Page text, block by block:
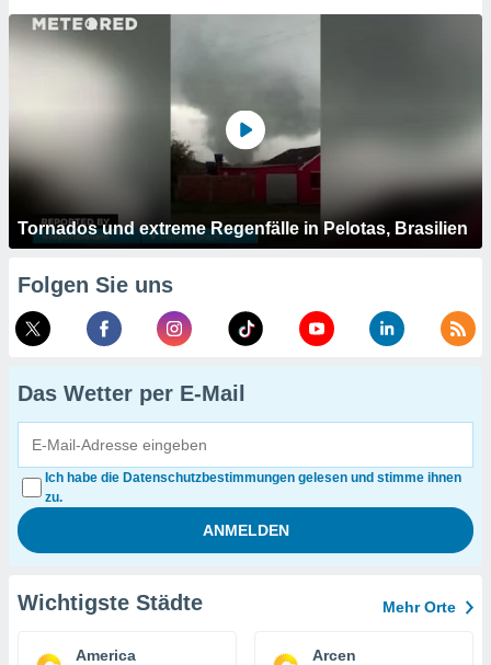
Tornados und extreme Regenfälle in Pelotas, Brasilien
Folgen Sie uns
Das Wetter per E-Mail
Ich habe die Datenschutzbestimmungen gelesen und stimme ihnen
zu.
Wichtigste Städte Mehr Orte
America Arcen